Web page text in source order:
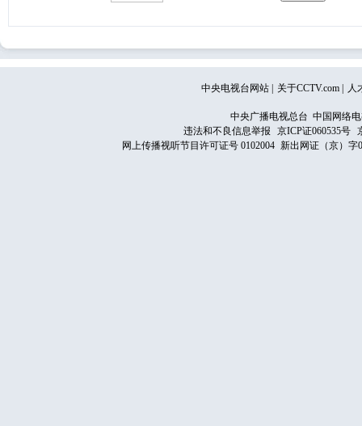
中央电视台网站 关于CCTV.com 人
中央广播电视总台 中国网络
违法和不良信息举报
京ICP证060535号
网上传播视听节目许可证号 0102004 新出网证（京）